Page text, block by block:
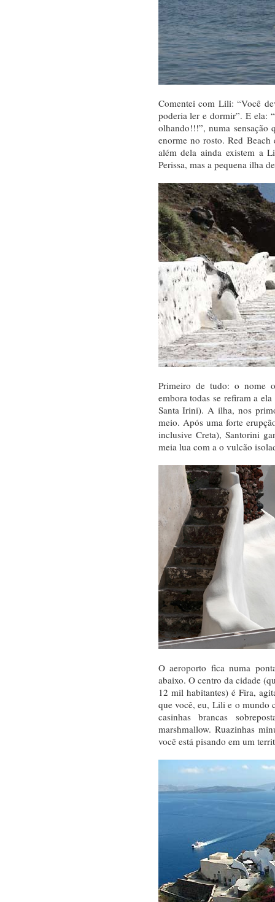
Comentei com Lili: “Você
poderia ler e dormir”. E ela:
olhando!!!”, numa sensação
enorme no rosto. Red Beach
além dela ainda existem a
Perissa, mas a pequena ilha
Primeiro de tudo: o nome
embora todas se refiram a
Santa Irini). A ilha, nos
meio. Após uma forte
inclusive Creta), Santorini
meia lua com a o vulcão
O aeroporto fica numa
abaixo. O centro da cidade
12 mil habitantes) é Fira,
que você, eu, Lili e o mundo
casinhas brancas
marshmallow. Ruazinhas
você está pisando em um